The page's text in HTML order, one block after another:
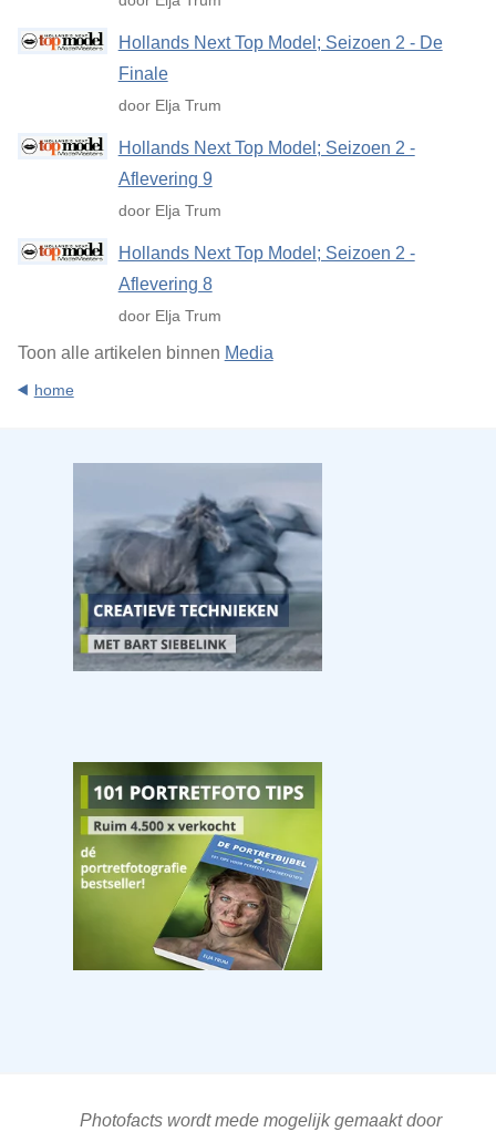
Hollands Next Top Model; Seizoen 2 - De
Finale
door Elja Trum
Hollands Next Top Model; Seizoen 2 -
Aflevering 9
door Elja Trum
Hollands Next Top Model; Seizoen 2 -
Aflevering 8
door Elja Trum
Toon alle artikelen binnen Media
home
Photofacts wordt mede mogelijk gemaakt door